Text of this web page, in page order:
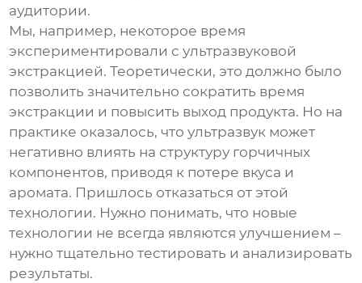
аудитории.
Мы, например, некоторое время
экспериментировали с ультразвуковой
экстракцией. Теоретически, это должно было
позволить значительно сократить время
экстракции и повысить выход продукта. Но на
практике оказалось, что ультразвук может
негативно влиять на структуру горчичных
компонентов, приводя к потере вкуса и
аромата. Пришлось отказаться от этой
технологии. Нужно понимать, что новые
технологии не всегда являются улучшением –
нужно тщательно тестировать и анализировать
результаты.